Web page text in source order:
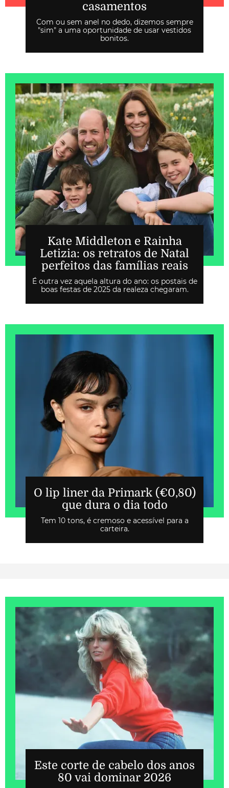
casamentos
Com ou sem anel no dedo, dizemos sempre
"sim" a uma oportunidade de usar vestidos
bonitos.
Kate Middleton e Rainha
Letizia: os retratos de Natal
perfeitos das famílias reais
É outra vez aquela altura do ano: os postais de
boas festas de 2025 da realeza chegaram.
O lip liner da Primark (€0,80)
que dura o dia todo
Tem 10 tons, é cremoso e acessível para a
carteira.
Este corte de cabelo dos anos
80 vai dominar 2026